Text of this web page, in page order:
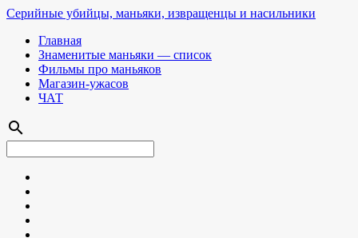
Серийные убийцы, маньяки, извращенцы и насильники
Главная
Знаменитые маньяки — список
Фильмы про маньяков
Магазин-ужасов
ЧАТ
search